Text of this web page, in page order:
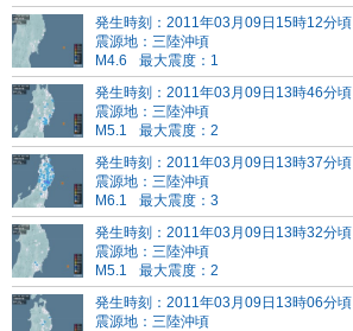
発生時刻：2011年03月09日15時12分頃
震源地：三陸沖頃
M4.6
最大震度：1
発生時刻：2011年03月09日13時46分頃
震源地：三陸沖頃
M5.1
最大震度：2
発生時刻：2011年03月09日13時37分頃
震源地：三陸沖頃
M6.1
最大震度：3
発生時刻：2011年03月09日13時32分頃
震源地：三陸沖頃
M5.1
最大震度：2
発生時刻：2011年03月09日13時06分頃
震源地：三陸沖頃